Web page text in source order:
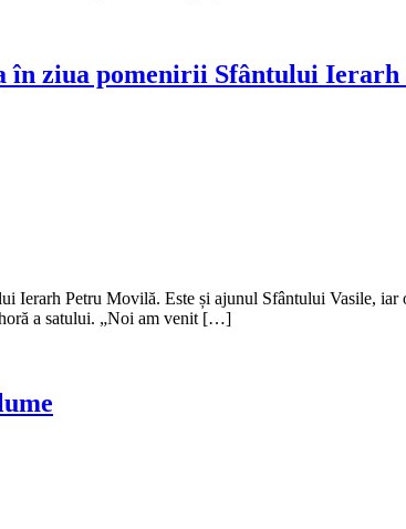
ziua pomenirii Sfântului
Ierarh Petru Movilă. Este și ajunul Sfântului Vasile,
a satului. „Noi am venit […]